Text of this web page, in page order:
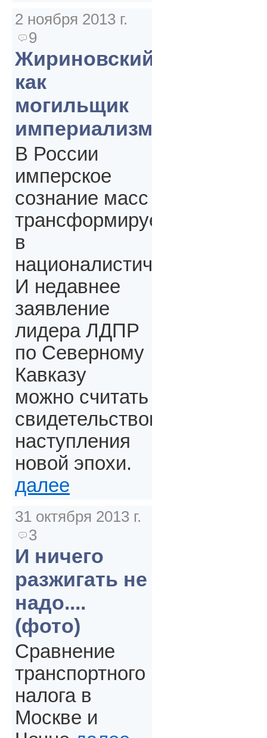
2 ноября 2013 г.
9
Жириновский
как
могильщик
империализма
В России
имперское
сознание масс
трансформируется
в
националистическое.
И недавнее
заявление
лидера ЛДПР
по Северному
Кавказу
можно считать
свидетельством
наступления
новой эпохи.
далее
31 октября 2013 г.
3
И ничего
разжигать не
надо....
(фото)
Сравнение
транспортного
налога в
Москве и